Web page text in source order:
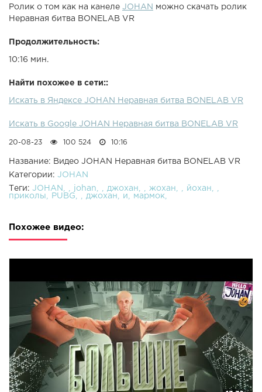
Ролик о том как на канеле JOHAN можно скачать ролик
Неравная битва BONELAB VR
Продолжительность:
10:16 мин.
Найти похожее в сети::
Искать в Яндексе JOHAN Неравная битва BONELAB VR
Искать в Google JOHAN Неравная битва BONELAB VR
20-08-23 100 524 10:16
Название: Видео JOHAN Неравная битва BONELAB VR
Категории: JOHAN
Теги: JOHAN johan джохан жохан
йохан
приколы
PUBG джохан и мармок
Похожее видео: